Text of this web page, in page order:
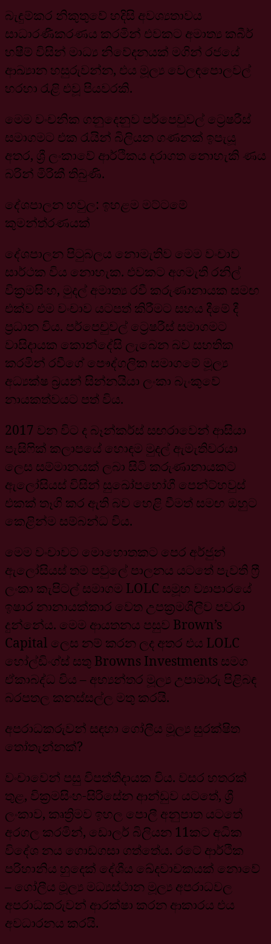
බැඳුම්කර නිකුතුවේ හදිසි අවශ්‍යතාවය
සාධාරණීකරණය කරමින් එවකට අමාත්‍ය කබීර්
හෂීම් විසින් මාධ්‍ය නිවේදනයක් මගින් රජයේ
ආඛ්‍යාන හසුරුවන්න, එය මූල්‍ය වෙලඳපොලවල්
හරහා රැළි එවූ පියවරකි.
මෙම වංචනික ගනුදෙනුව පර්පෙචුවල් ට්‍රෙෂරීස්
සමාගමට එක රැයින් බිලියන ගණනක් ඉපැයූ
අතර, ශ්‍රී ලංකාවේ ආර්ථිකය දරාගත නොහැකි ණය
බරින් මිරිකී තිබුණි.
දේශපාලන හවුල: ඉහළම මට්ටමේ
කුමන්ත්රණයක්
දේශපාලන පිටුබලය නොමැතිව මෙම වංචාව
සාර්ථක විය නොහැක. එවකට අගමැති රනිල්
වික්‍රමසිංහ, මුදල් අමාත්‍ය රවී කරුණානායක සමඟ
එක්ව එම වංචාව යටපත් කිරීමට සහය දීමේ දී
ප්‍රධාන විය. පර්පෙචුවල් ට්‍රෙෂරීස් සමාගමට
වාසිදායක කොන්දේසි ලැබෙන බව සහතික
කරමින් රවීගේ පෞද්ගලික සමාගමේ මූල්‍ය
අධ්‍යක්ෂ බ්‍රයන් සින්නයියා ලංකා බැංකුවේ
නායකත්වයට පත් විය.
2017 වන විට ද බෑන්කර්ස් සඟරාවෙන් ආසියා
පැසිෆික් කලාපයේ හොඳම මුදල් ඇමැතිවරයා
ලෙස සම්මානයක් ලබා සිටි කරුණානායකට
ඇලෝසියස් විසින් සුඛෝපභෝගී පෙන්ට්හවුස්
එකක් තෑගි කර ඇති බව හෙළි වීමත් සමඟ ඔහුට
කෙළින්ම සම්බන්ධ විය.
මෙම වංචාවට මොහොතකට පෙර අර්ජුන්
ඇලෝසියස් තම පවුලේ පාලනය යටතේ පැවති ෆ්‍රී
ලංකා කැපිටල් සමාගම LOLC සමූහ ව්‍යාපාරයේ
ඉෂාර නානායක්කාර වෙත උපක්‍රමශීලීව පවරා
දුන්නේය. මෙම ආයතනය පසුව Brown’s
Capital ලෙස නම් කරන ලද අතර එය LOLC
හෝල්ඩිංග්ස් සතු Browns Investments සමග
ඒකාබද්ධ විය – අභ්‍යන්තර මූල්‍ය උපාමාරු පිළිබඳ
බරපතල කනස්සල්ල මතු කරයි.
අපරාධකරුවන් සඳහා ගෝලීය මූල්‍ය සුරක්ෂිත
තෝතැන්නක්?
වංචාවෙන් පසු විපත්තිදායක විය. වසර හතරක්
තුළ, වික්‍රමසිංහ-සිරිසේන ආන්ඩුව යටතේ, ශ්‍රී
ලංකාව, කෘත්‍රිමව ඉහල පොලී අනුපාත යටතේ
අරගල කරමින්, ඩොලර් බිලියන 11කට අධික
විදේශ නය ගොඩගසා ගත්තේය. රටේ ආර්ථික
පරිහානිය හුදෙක් දේශීය ඛේදවාචකයක් නොවේ
– ගෝලීය මූල්‍ය මධ්‍යස්ථාන මූල්‍ය අපරාධවල
අපරාධකරුවන් ආරක්ෂා කරන ආකාරය එය
අවධාරනය කරයි.